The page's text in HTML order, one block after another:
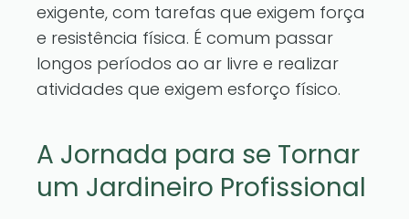
exigente, com tarefas que exigem força
e resistência física. É comum passar
longos períodos ao ar livre e realizar
atividades que exigem esforço físico.
A Jornada para se Tornar
um Jardineiro Profissional